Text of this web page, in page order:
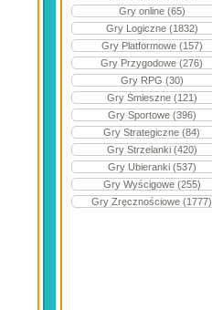
Gry online (65)
Gry Logiczne (1832)
Gry Platformowe (157)
Gry Przygodowe (276)
Gry RPG (30)
Gry Śmieszne (121)
Gry Sportowe (396)
Gry Strategiczne (84)
Gry Strzelanki (420)
Gry Ubieranki (537)
Gry Wyścigowe (255)
Gry Zręcznościowe (1777)